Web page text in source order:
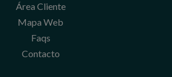
Área Cliente
Mapa Web
Faqs
Contacto